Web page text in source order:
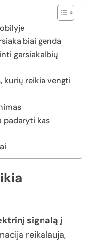
genda
garsiakalbių
kurių reikia vengti
padaryti kas
signalą į
reikalauja,